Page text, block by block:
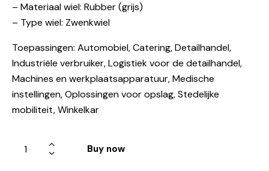
– Materiaal wiel: Rubber (grijs)
– Type wiel: Zwenkwiel
Toepassingen: Automobiel, Catering, Detailhandel,
Industriële verbruiker, Logistiek voor de detailhandel,
Machines en werkplaatsapparatuur, Medische
instellingen, Oplossingen voor opslag, Stedelijke
mobiliteit, Winkelkar
Buy now